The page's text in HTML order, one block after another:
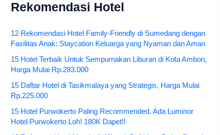
Rekomendasi Hotel
12 Rekomendasi Hotel Family-Friendly di Sumedang dengan
Fasilitas Anak: Staycation Keluarga yang Nyaman dan Aman
15 Hotel Terbaik Untuk Sempurnakan Liburan di Kota Ambon,
Harga Mulai Rp.283.000
15 Daftar Hotel di Tasikmalaya yang Strategis, Harga Mulai
Rp.225.000
15 Hotel Purwokerto Paling Recommended, Ada Luminor
Hotel Purwokerto Loh! 180K Dapet!!